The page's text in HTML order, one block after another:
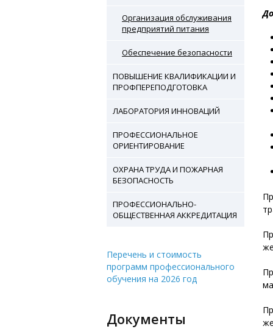
Организация обслуживания
предприятий питания
Обеспечение безопасности
ПОВЫШЕНИЕ КВАЛИФИКАЦИИ И
ПРОФПЕРЕПОДГОТОВКА
ЛАБОРАТОРИЯ ИННОВАЦИЙ
ПРОФЕССИОНАЛЬНОЕ
ОРИЕНТИРОВАНИЕ
ОХРАНА ТРУДА И ПОЖАРНАЯ
БЕЗОПАСНОСТЬ
ПРОФЕССИОНАЛЬНО-
ОБЩЕСТВЕННАЯ АККРЕДИТАЦИЯ
Перечень и стоимость
программ профессионального
обучения на 2026 год
Документы